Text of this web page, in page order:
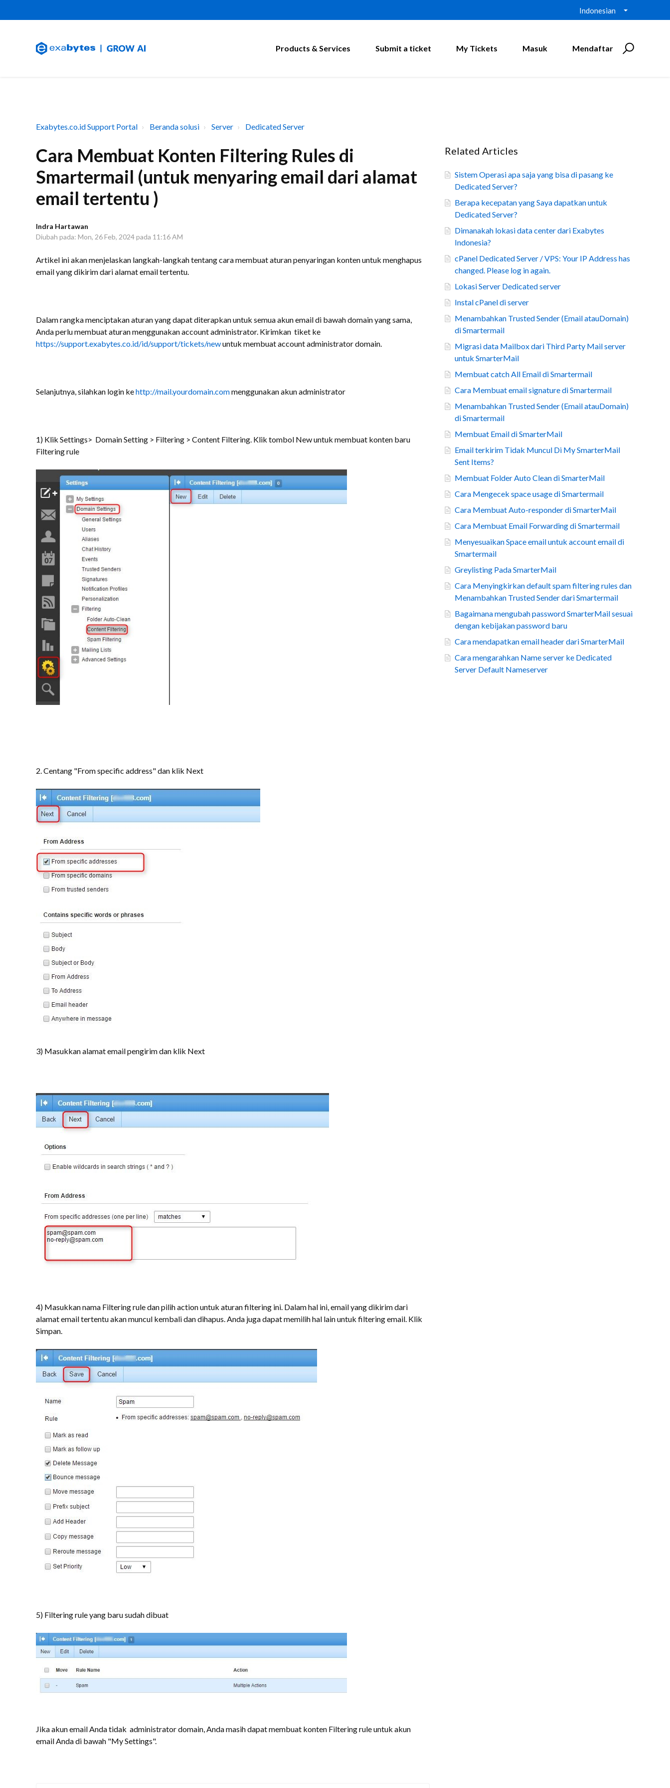
Indonesian
Products & Services Submit a ticket My Tickets Masuk Mendaftar
Exabytes.co.id Support Portal Beranda solusi Server Dedicated Server
Cara Membuat Konten Filtering Rules di
Smartermail (untuk menyaring email dari alamat
email tertentu )
Indra Hartawan
Diubah pada: Mon, 26 Feb, 2024 pada 11:16 AM
Artikel ini akan menjelaskan langkah-langkah tentang cara membuat aturan penyaringan konten untuk menghapus
email yang dikirim dari alamat email tertentu.
Dalam rangka menciptakan aturan yang dapat diterapkan untuk semua akun email di bawah domain yang sama,
Anda perlu membuat aturan menggunakan account administrator. Kirimkan tiket ke
https://support.exabytes.co.id/id/support/tickets/newuntuk membuat account administrator domain.
Selanjutnya, silahkan login kehttp://mail.yourdomain.commenggunakan akun administrator
1) Klik Settings> Domain Setting > Filtering > Content Filtering. Klik tombol New untuk membuat konten baru
Filtering rule
2. Centang "From specific address" dan klik Next
3) Masukkan alamat email pengirim dan klik Next
4) Masukkan nama Filtering rule dan pilih action untuk aturan filtering ini. Dalam hal ini, email yang dikirim dari
alamat email tertentu akan muncul kembali dan dihapus. Anda juga dapat memilih hal lain untuk filtering email. Klik
Simpan.
5) Filtering rule yang baru sudah dibuat
Jika akun email Anda tidak administrator domain, Anda masih dapat membuat konten Filtering rule untuk akun
email Anda di bawah "My Settings".
Related Articles
Sistem Operasi apa saja yang bisa di pasang ke
Dedicated Server?
Berapa kecepatan yang Saya dapatkan untuk
Dedicated Server?
Dimanakah lokasi data center dari Exabytes
Indonesia?
cPanel Dedicated Server / VPS: Your IP Address has
changed. Please log in again.
Lokasi Server Dedicated server
Instal cPanel di server
Menambahkan Trusted Sender (Email atauDomain)
di Smartermail
Migrasi data Mailbox dari Third Party Mail server
untuk SmarterMail
Membuat catch All Email di Smartermail
Cara Membuat email signature di Smartermail
Menambahkan Trusted Sender (Email atauDomain)
di Smartermail
Membuat Email di SmarterMail
Email terkirim Tidak Muncul Di My SmarterMail
Sent Items?
Membuat Folder Auto Clean di SmarterMail
Cara Mengecek space usage di Smartermail
Cara Membuat Auto-responder di SmarterMail
Cara Membuat Email Forwarding di Smartermail
Menyesuaikan Space email untuk account email di
Smartermail
Greylisting Pada SmarterMail
Cara Menyingkirkan default spam filtering rules dan
Menambahkan Trusted Sender dari Smartermail
Bagaimana mengubah password SmarterMail sesuai
dengan kebijakan password baru
Cara mendapatkan email header dari SmarterMail
Cara mengarahkan Name server ke Dedicated
Server Default Nameserver